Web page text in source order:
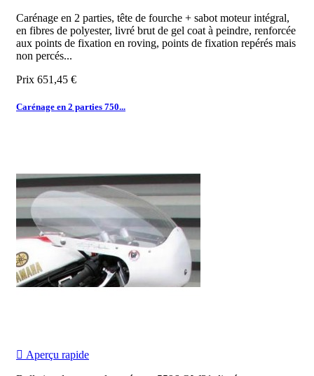
Carénage en 2 parties, tête de fourche + sabot moteur intégral,
en fibres de polyester, livré brut de gel coat à peindre, renforcée
aux points de fixation en roving, points de fixation repérés mais
non percés...
Prix 651,45 €
Carénage en 2 parties 750...
 Aperçu rapide